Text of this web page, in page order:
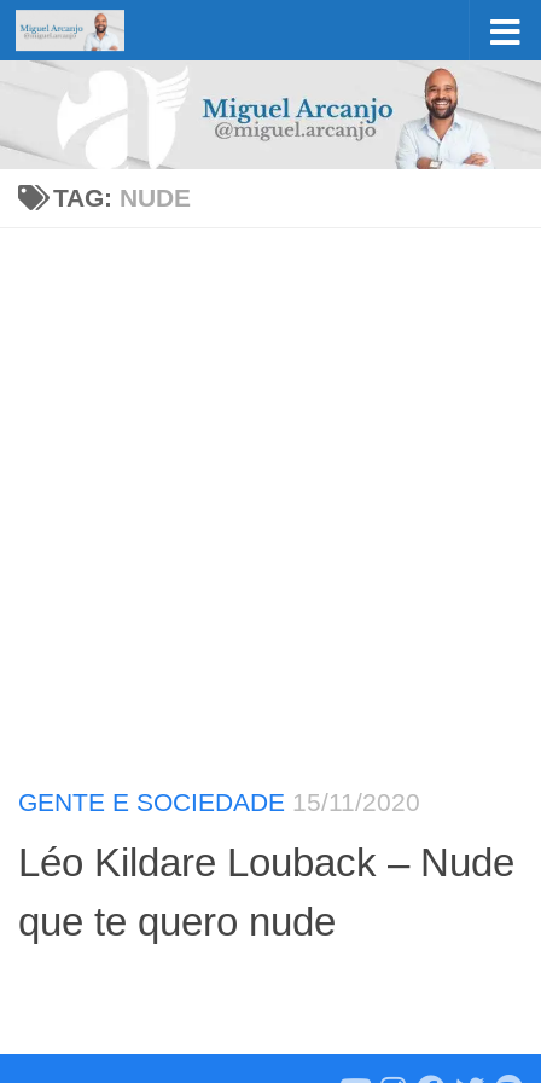
Skip to content
TAG: NUDE
GENTE E SOCIEDADE 15/11/2020
Léo Kildare Louback – Nude
que te quero nude